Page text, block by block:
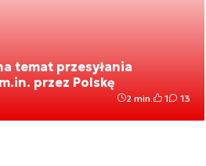
temat przesyłania
przez Polskę
2 min. 1 13